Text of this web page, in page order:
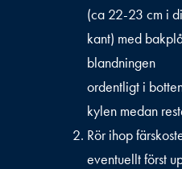
(ca 22-23 cm i
kant) med
blandningen
ordentligt i
kylen medan
Rör ihop
eventuellt först